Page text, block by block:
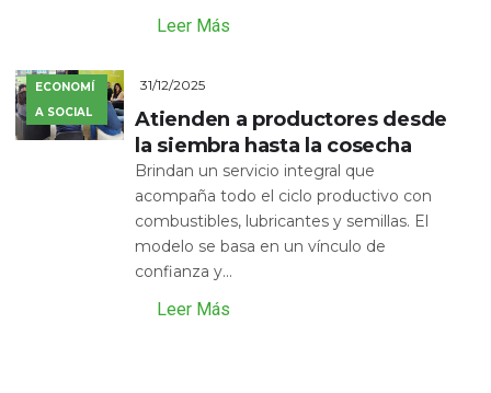
Leer Más
ECONOMÍ
A SOCIAL
31/12/2025
Atienden a productores desde
la siembra hasta la cosecha
Brindan un servicio integral que
acompaña todo el ciclo productivo con
combustibles, lubricantes y semillas. El
modelo se basa en un vínculo de
confianza y...
Leer Más